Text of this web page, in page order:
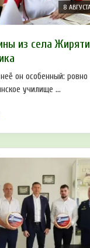
8
из села
он особенный:
училище ...